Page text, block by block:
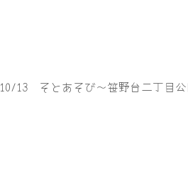
10/13 そとあそび～笹野台二丁目公